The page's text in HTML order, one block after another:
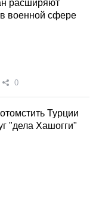
расширяют
в военной сфере
0
Турции
"дела Хашогги"